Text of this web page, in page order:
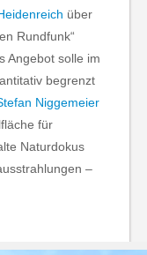
über
Rundfunk“
Angebot solle im
begrenzt
Niggemeier
für
Naturdokus
–